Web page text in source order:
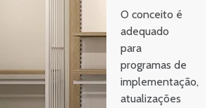
O conceito é
adequado
para
programas de
implementação,
atualizações